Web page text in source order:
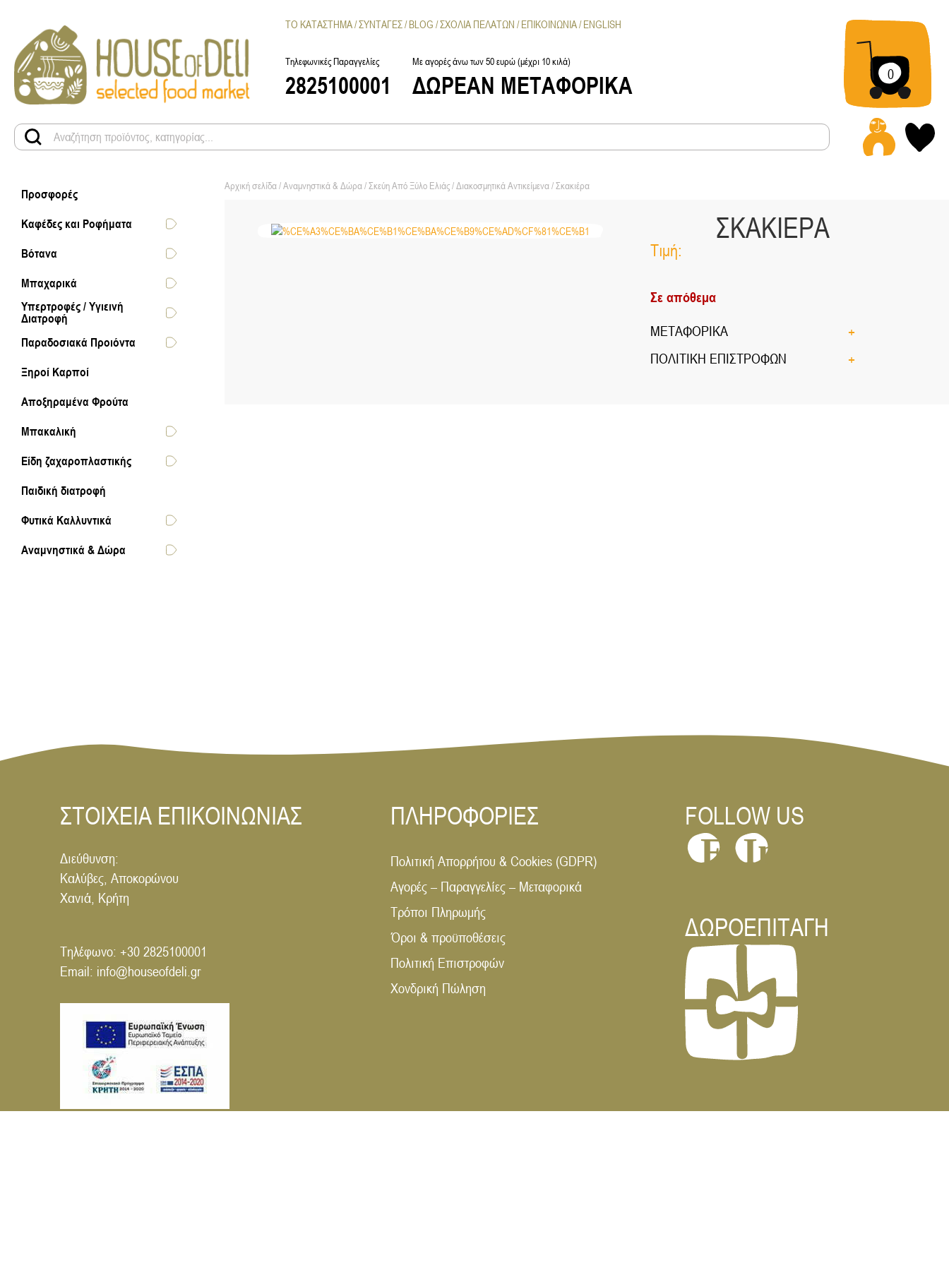
Τηλεφωνικές Παραγγελίες
2825100001
Με αγορές άνω των 50 ευρώ (μέχρι 10 κιλά)
ΔΩΡΕΑΝ ΜΕΤΑΦΟΡΙΚΑ
ΤΟ ΚΑΤΑΣΤΗΜΑ ΣΥΝΤΑΓΕΣ BLOG ΣΧΟΛΙΑ ΠΕΛΑΤΩΝ ΕΠΙΚΟΙΝΩΝΙΑ ENGLISH
0
Προσφορές
Καφέδες και Ροφήματα
Βότανα
Μπαχαρικά
Υπερτροφές / Υγιεινή
Διατροφή
Παραδοσιακά Προιόντα
Ξηροί Καρποί
Αποξηραμένα Φρούτα
Μπακαλική
Είδη ζαχαροπλαστικής
Παιδική διατροφή
Φυτικά Καλλυντικά
Αναμνηστικά & Δώρα
Αρχική σελίδα/Αναμνηστικά & Δώρα/Σκεύη Από Ξύλο Ελιάς/Διακοσμητικά Αντικείμενα/ Σκακιέρα
ΣΚΑΚΙΕΡΑ
Τιμή:
Σε απόθεμα
ΜΕΤΑΦΟΡΙΚΑ
ΠΟΛΙΤΙΚΗ ΕΠΙΣΤΡΟΦΩΝ
ΣΤΟΙΧΕΙΑ ΕΠΙΚΟΙΝΩΝΙΑΣ
Διεύθυνση:
Καλύβες, Αποκορώνου
Χανιά, Κρήτη
Τηλέφωνο: +30 2825100001
Email: info@houseofdeli.gr
ΠΛΗΡΟΦΟΡΙΕΣ
Πολιτική Απορρήτου & Cookies (GDPR)
Αγορές – Παραγγελίες – Μεταφορικά
Τρόποι Πληρωμής
Όροι & προϋποθέσεις
Πολιτική Επιστροφών
Χονδρική Πώληση
FOLLOW US
F In
ΔΩΡΟΕΠΙΤΑΓΗ